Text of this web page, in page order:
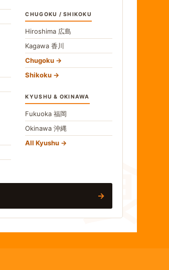
食
CHUGOKU / SHIKOKU
Hiroshima 広島
Kagawa香川
Chugoku
Shikoku
KYUSHU & OKINAWA
Fukuoka福岡
Okinawa沖縄
All Kyushu
→